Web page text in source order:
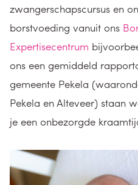
zwangerschapscursus en
borstvoeding vanuit ons
Expertisecentrum
ons een gemiddeld
gemeente Pekela
Pekela en Alteveer) staan
je een onbezorgde